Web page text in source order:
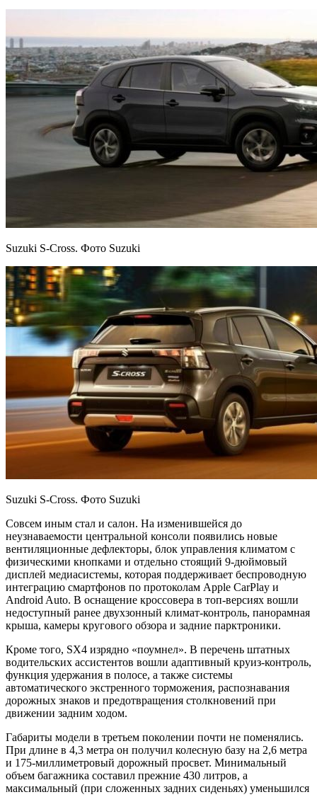
Suzuki S-Cross. Фото Suzuki
Suzuki S-Cross. Фото Suzuki
Совсем иным стал и салон. На изменившейся до
неузнаваемости центральной консоли появились новые
вентиляционные дефлекторы, блок управления климатом с
физическими кнопками и отдельно стоящий 9-дюймовый
дисплей медиасистемы, которая поддерживает беспроводную
интеграцию смартфонов по протоколам Apple CarPlay и
Android Auto. В оснащение кроссовера в топ-версиях вошли
недоступный ранее двухзонный климат-контроль, панорамная
крыша, камеры кругового обзора и задние парктроники.
Кроме того, SX4 изрядно «поумнел». В перечень штатных
водительских ассистентов вошли адаптивный круиз-контроль,
функция удержания в полосе, а также системы
автоматического экстренного торможения, распознавания
дорожных знаков и предотвращения столкновений при
движении задним ходом.
Габариты модели в третьем поколении почти не поменялись.
При длине в 4,3 метра он получил колесную базу на 2,6 метра
и 175-миллиметровый дорожный просвет. Минимальный
объем багажника составил прежние 430 литров, а
максимальный (при сложенных задних сиденьях) уменьшился